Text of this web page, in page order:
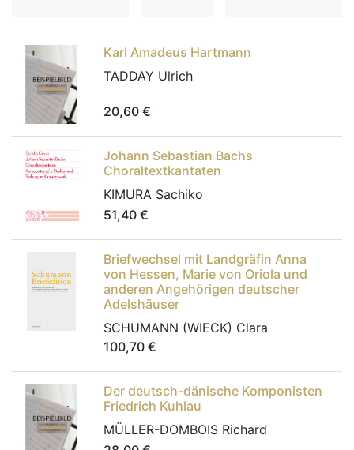
Karl Amadeus Hartmann
TADDAY Ulrich
20,60 €
Johann Sebastian Bachs
Choraltextkantaten
KIMURA Sachiko
51,40 €
Briefwechsel mit Landgräfin Anna
von Hessen, Marie von Oriola und
anderen Angehörigen deutscher
Adelshäuser
SCHUMANN (WIECK) Clara
100,70 €
Der deutsch-dänische Komponisten
Friedrich Kuhlau
MÜLLER-DOMBOIS Richard